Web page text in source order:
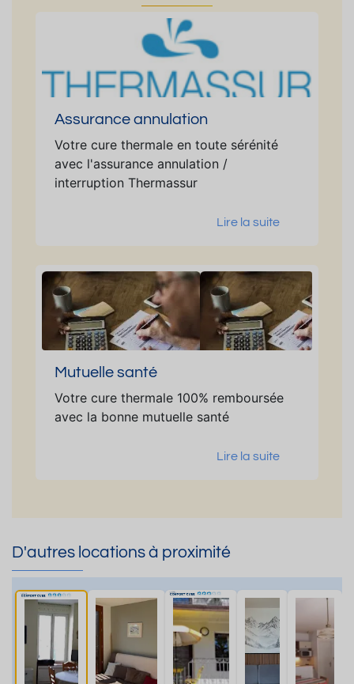
Assurance annulation
Votre cure thermale en toute sérénité
avec l'assurance annulation /
interruption Thermassur
Lire la suite
Mutuelle santé
Votre cure thermale 100% remboursée
avec la bonne mutuelle santé
Lire la suite
D'autres locations à proximité